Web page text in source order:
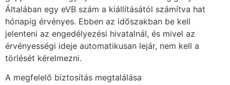
Általában egy eVB szám a kiállításától számítva hat
hónapig érvényes. Ebben az időszakban be kell
jelenteni az engedélyezési hivatalnál, és mivel az
érvényességi ideje automatikusan lejár, nem kell a
törlését kérelmezni.
A megfelelő biztosítás megtalálása